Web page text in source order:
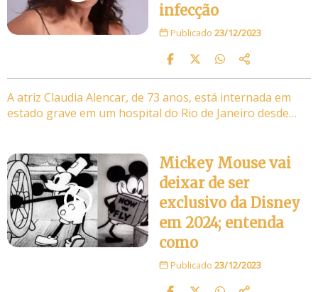
infecção
Publicado 23/12/2023
A atriz Claudia Alencar, de 73 anos, está internada em
estado grave em um hospital do Rio de Janeiro desde…
Mickey Mouse vai
deixar de ser
exclusivo da Disney
em 2024; entenda
como
Publicado 23/12/2023